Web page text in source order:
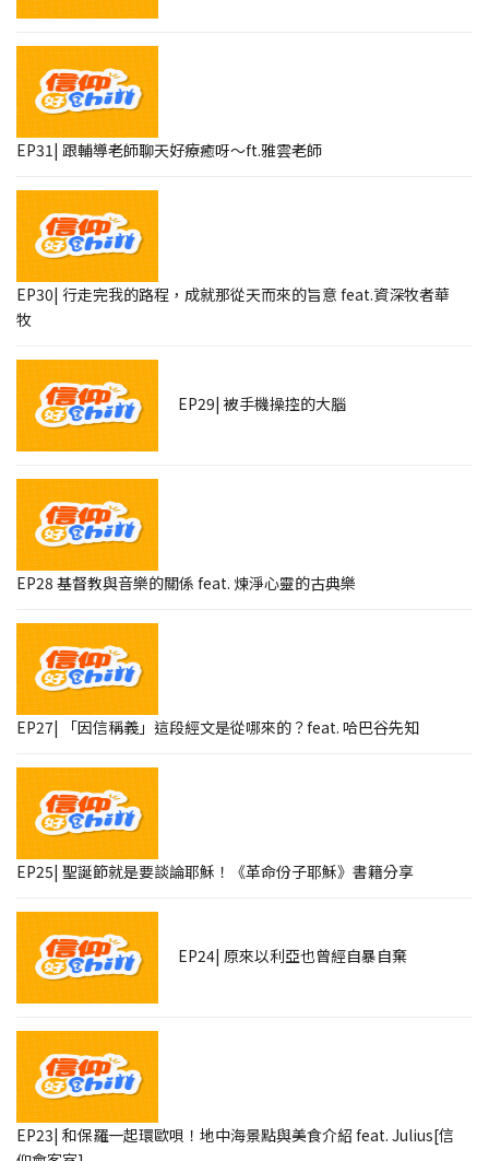
EP31| 跟輔導老師聊天好療癒呀～ft.雅雲老師
EP30| 行走完我的路程，成就那從天而來的旨意 feat.資深牧者華
牧
EP29| 被手機操控的大腦
EP28 基督教與音樂的關係 feat. 煉淨心靈的古典樂
EP27| 「因信稱義」這段經文是從哪來的？feat. 哈巴谷先知
EP25| 聖誕節就是要談論耶穌！《革命份子耶穌》書籍分享
EP24| 原來以利亞也曾經自暴自棄
EP23| 和保羅一起環歐唄！地中海景點與美食介紹 feat. Julius[信